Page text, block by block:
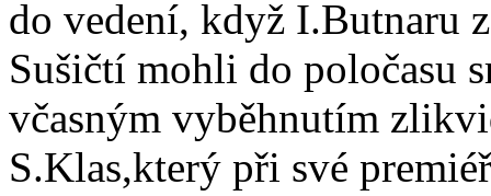
do vedení, když I.Butnaru
Sušičtí mohli do poločasu
včasným vyběhnutím
S.Klas,který při své